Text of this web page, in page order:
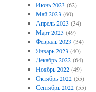
Июнь 2023 (62)
Май 2023 (60)
Апрель 2023 (34)
Март 2023 (49)
Февраль 2023 (34)
Январь 2023 (40)
Декабрь 2022(64)
Ноябрь 2022(49)
Октябрь 2022(55)
Сентябрь 2022(55)